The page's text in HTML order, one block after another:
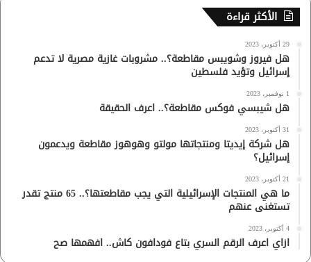
الأكثر قراءة
29 أكتوبر، 2023
هل فيروز وشويبس مقاطعة؟.. مشروبات غازية مصرية لا تدعم
إسرائيل وتؤيد فلسطين
1 نوفمبر، 2023
هل شيبسي فوكس مقاطعة؟.. اعرف الحقيقة
31 أكتوبر، 2023
هل شركة إيديتا ومنتجاتها مولتو وهوهوز مقاطعة ويدعمون
إسرائيل؟
21 أكتوبر، 2023
ما هي المنتجات الإسرائيلية التي يجب مقاطعتها؟.. 65 منتج تقدر
تستغنى عنهم
4 أكتوبر، 2023
ازاي اعرف الرقم السري بتاع فودافون كاش.. افهمها صح